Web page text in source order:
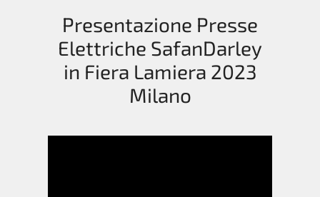
Presentazione Presse
Elettriche SafanDarley
in Fiera Lamiera 2023
Milano